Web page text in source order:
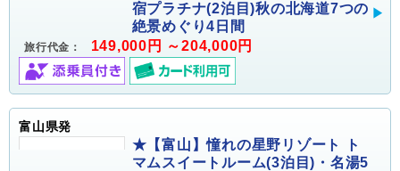
宿プラチナ(2泊目)秋の北海道7つの
絶景めぐり4日間
旅行代金： 149,000円 ～204,000円
富山県発
★【富山】憧れの星野リゾート ト
マムスイートルーム(3泊目)・名湯5